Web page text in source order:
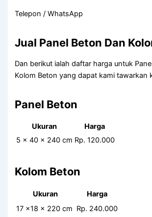
Telepon / WhatsApp
Jual Panel Beton Dan
Dan berikut ialah daftar harga untuk
Kolom Beton yang dapat kami tawarkan
Panel Beton
Ukuran
Harga
5 x 40 x 240 cm Rp. 120.000
Kolom Beton
Ukuran
Harga
17 x18 x 220 cm Rp. 240.000